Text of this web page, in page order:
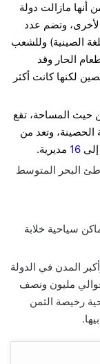
أنها مازالت دولة
وتضم عدد
الصينية) وللشعب
الحار وقد
لكنها كانت أكثر
حيث المساحة، تقع
وتعد من
16 مديرية.
البحر المتوسط
سياحية خلابة
المدن في الدولة
مليون ونصف
رخيصة الثمن